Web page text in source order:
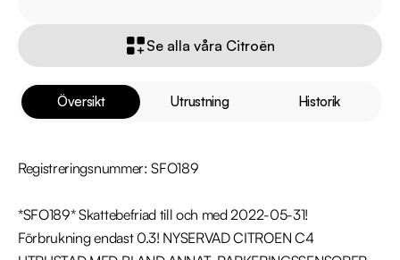
Översikt Utrustning Historik
Registreringsnummer: SFO189
*SFO189* Skattebefriad till och med 2022-05-31!
Förbrukning endast 0.3! NYSERVAD CITROEN C4
Se alla våra Citroën